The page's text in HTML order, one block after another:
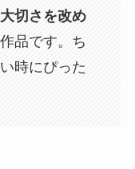
切さを改め
品です。ち
時にぴった